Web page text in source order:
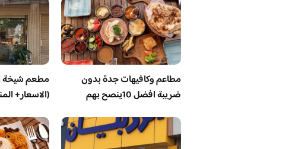
مطاعم وكافيهات جدة بدون
ضريبة افضل 10ينصح بهم
مطعم شيخة
(الاسعار+